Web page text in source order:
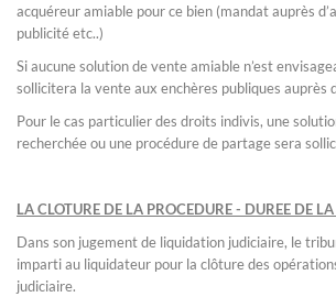
acquéreur amiable pour ce bien (mandat auprès
publicité etc..)
Si aucune solution de vente amiable n’est
sollicitera la vente aux enchères publiques auprès
Pour le cas particulier des droits indivis, une
recherchée ou une procédure de partage sera
LA CLOTURE DE LA PROCEDURE - DUREE DE
Dans son jugement de liquidation judiciaire, le
imparti au liquidateur pour la clôture des
judiciaire.